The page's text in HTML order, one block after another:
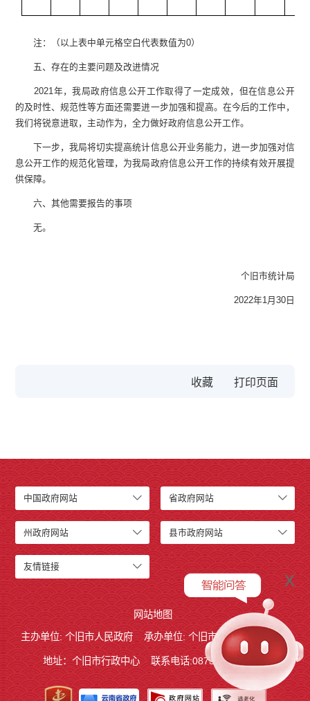
注：（以上表中单元格空白代表数值为0）
五、存在的主要问题及改进情况
2021年，我局政府信息公开工作取得了一定成效，但在信息公开
的及时性、规范性等方面还需要进一步加强和提高。在今后的工作中，
我们将锐意进取，主动作为，全力做好政府信息公开工作。
下一步，我局将切实提高统计信息公开业务能力，进一步加强对信
息公开工作的规范化管理，为我局政府信息公开工作的持续有效开展提
供保障。
六、其他需要报告的事项
无。
个旧市统计局
2022年1月30日
收藏
中国政府网站 省政府网站
州政府网站 县市政府网站
友情链接
网站地图
主办单位: 个旧市人民政府
承办单位: 个旧市人民政府办公室
地址：个旧市行政中心 联系电话:0873－2123215
x